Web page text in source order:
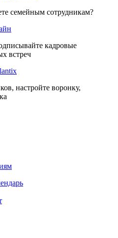
семейным сотрудникам?
кадровые
встреч
настройте воронку,